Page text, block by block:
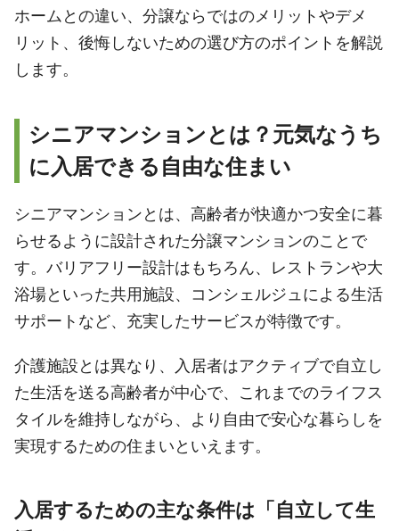
ホームとの違い、分譲ならではのメリットやデメ
リット、後悔しないための選び方のポイントを解説
します。
シニアマンションとは？元気なうち
に入居できる自由な住まい
シニアマンションとは、高齢者が快適かつ安全に暮
らせるように設計された分譲マンションのことで
す。バリアフリー設計はもちろん、レストランや大
浴場といった共用施設、コンシェルジュによる生活
サポートなど、充実したサービスが特徴です。
介護施設とは異なり、入居者はアクティブで自立し
た生活を送る高齢者が中心で、これまでのライフス
タイルを維持しながら、より自由で安心な暮らしを
実現するための住まいといえます。
入居するための主な条件は「自立して生